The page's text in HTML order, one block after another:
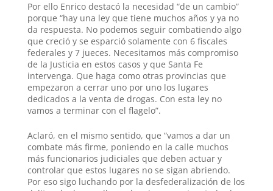
Por ello Enrico destacó la necesidad “de un cambio”
porque “hay una ley que tiene muchos años y ya no
da respuesta. No podemos seguir combatiendo algo
que creció y se esparció solamente con 6 fiscales
federales y 7 jueces. Necesitamos más compromiso
de la Justicia en estos casos y que Santa Fe
intervenga. Que haga como otras provincias que
empezaron a cerrar uno por uno los lugares
dedicados a la venta de drogas. Con esta ley no
vamos a terminar con el flagelo”.
Aclaró, en el mismo sentido, que “vamos a dar un
combate más firme, poniendo en la calle muchos
más funcionarios judiciales que deben actuar y
controlar que estos lugares no se sigan abriendo.
Por eso sigo luchando por la desfederalización de los